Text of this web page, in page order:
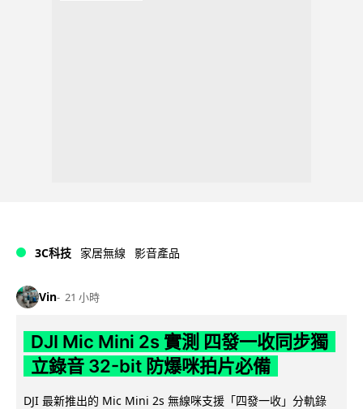
3C科技 家居無線 影音產品
Vin 21 小時
DJI Mic Mini 2s 實測 四發一收同步獨
立錄音 32-bit 防爆咪拍片必備
DJI 最新推出的 Mic Mini 2s 無線咪支援「四發一收」分軌錄